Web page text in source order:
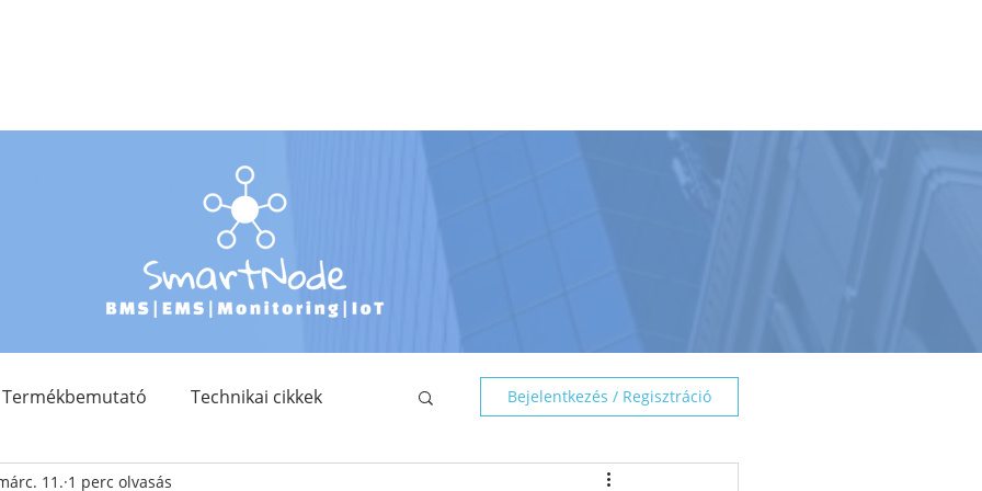
Termékbemutató Technikai cikkek
fejlesztés SmartNode
Bejelentkezés / Regisztráció
11. 1 perc olvasás